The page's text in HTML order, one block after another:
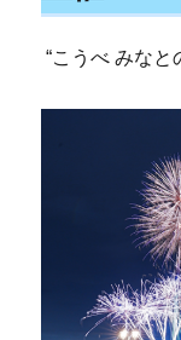
“こうべ みなと